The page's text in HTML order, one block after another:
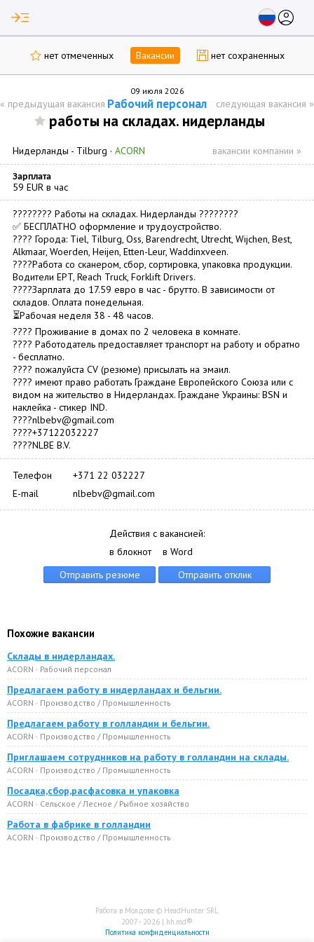
read_more account_circle
нет отмеченных Вакансии нет сохраненных
09 июля 2026
« предыдущая вакансия Рабочий персонал следующая вакансия »
работы на складах. нидерланды
Нидерланды - Tilburg · ACORN вакансии компании »
Зарплата
59 EUR в час
???????? Работы на складах. Нидерланды ????????
✅ БЕСПЛАТНО оформление и трудоустройство.
???? Города: Tiel, Tilburg, Oss, Barendrecht, Utrecht, Wijchen, Best,
Alkmaar, Woerden, Heijen, Etten-Leur, Waddinxveen.
????Работа со сканером, сбор, сортировка, упаковка продукции.
Водители EPT, Reach Truck, Forklift Drivers.
????Зарплата до 17.59 евро в час - брутто. В зависимости от
складов. Оплата понедельная.
⏳Рабочая неделя 38 - 48 часов.
???? Проживание в домах по 2 человека в комнате.
???? Работодатель предоставляет транспорт на работу и обратно
- бесплатно.
???? пожалуйста CV (резюме) присылать на эмаил.
???? имеют право работать Граждане Европейского Союза или с
видом на жительство в Нидерландах. Граждане Украины: BSN и
наклейка - стикер IND.
????nlbebv@gmail.com
????+37122032227
????NLBE B.V.
Телефон
+371 22 032227
E-mail
nlbebv@gmail.com
Действия с вакансией:
в блокнот
в Word
Похожие вакансии
Склады в нидерландах.
ACORN · Рабочий персонал
Предлагаем работу в нидерландах и бельгии.
ACORN · Производство / Промышленность
Предлагаем работу в голландии и бельгии.
ACORN · Производство / Промышленность
Приглашаем сотрудников на работу в голландии на склады.
ACORN · Производство / Промышленность
Посадка,сбор,расфасовка и упаковка
ACORN · Сельское / Лесное / Рыбное хозяйство
Работа в фабрике в голландии
ACORN · Производство / Промышленность
Работа в Молдове © HeadHunter SRL
2007 - 2026 | hh.md®
Политика конфиденциальности